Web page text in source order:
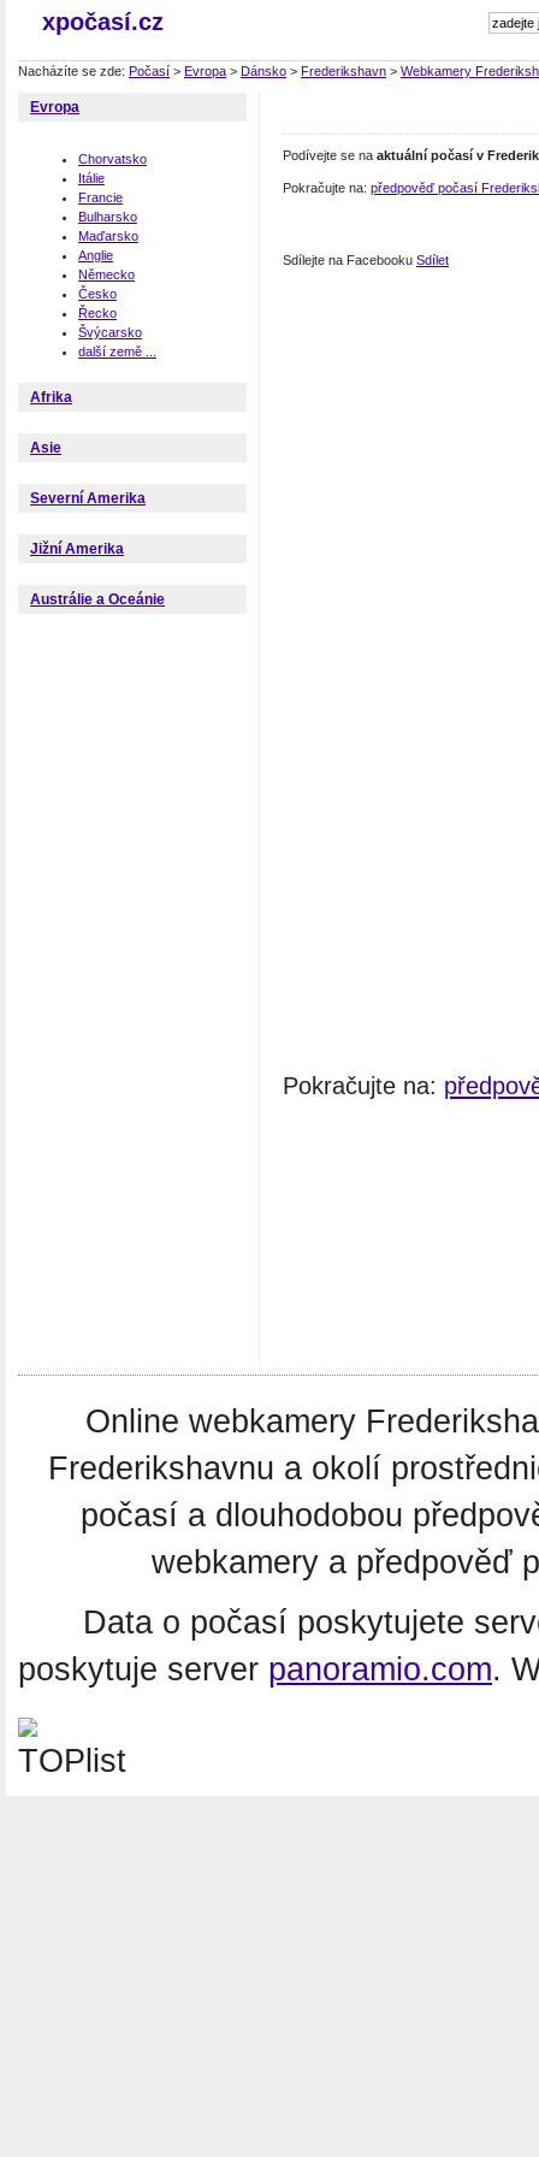
xpočasí.cz
Nacházíte se zde: Počasí > Evropa > Dánsko > Frederikshavn > Webkamery
Evropa
Chorvatsko
Itálie
Francie
Bulharsko
Maďarsko
Anglie
Německo
Česko
Řecko
Švýcarsko
další země ...
Afrika
Asie
Severní Amerika
Jižní Amerika
Austrálie a Oceánie
Podívejte se na aktuální počasí v
Pokračujte na: předpověď počasí
Sdílejte na Facebooku Sdílet
Pokračujte na:
Online webkamery
Frederikshavnu a okolí
počasí a dlouhodobou
webkamery a předpověď
Data o počasí poskytujete
poskytuje server panoramio.com.